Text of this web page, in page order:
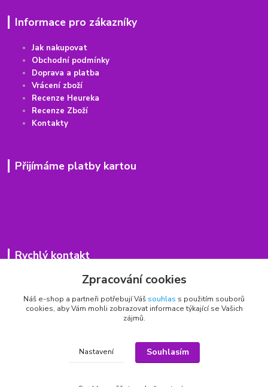
Informace pro zákazníky
Jak nakupovat
Obchodní podmínky
Doprava a platba
Vrácení zboží
Recenze Heureka
Recenze Zboží
Kontakty
Přijímáme platby kartou
Rychlý kontakt
Po - Pá 9,00 - 15,00 hod.
obchod(zavináč)hrbitovnizbozi.cz
Zpracování cookies
Náš e-shop a partneři potřebují Váš souhlas s použitím souborů
cookies, aby Vám mohli zobrazovat informace týkající se Vašich
zájmů.
Nastavení Souhlasím